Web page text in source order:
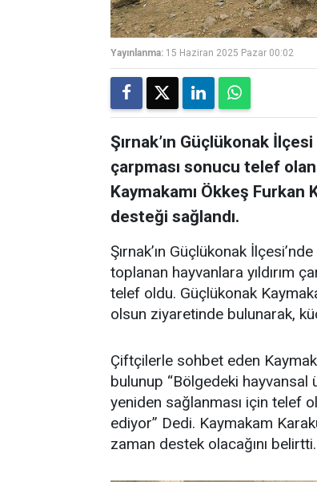
Yayınlanma: 15 Haziran 2025 Pazar 00:02
Şırnak’ın Güçlükonak
çarpması sonucu telef
Kaymakamı Ökkeş
desteği sağlandı.
Şırnak’ın Güçlükonak
toplanan hayvanlara yıldırım
telef oldu. Güçlükonak
olsun ziyaretinde bulunarak,
Çiftçilerle sohbet eden
bulunup “Bölgedeki hayvansal
yeniden sağlanması için telef
ediyor” Dedi. Kaymakam
zaman destek olacağını belirtti.